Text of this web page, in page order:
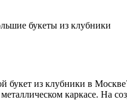
букеты из клубники
букет из клубники в
каркасе. На